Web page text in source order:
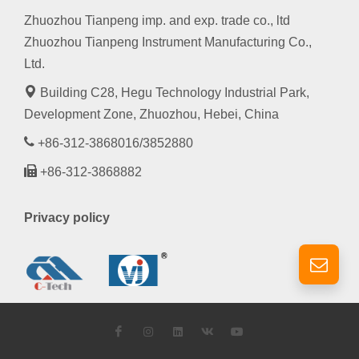
Zhuozhou Tianpeng imp. and exp. trade co., ltd
Zhuozhou Tianpeng Instrument Manufacturing Co.,
Ltd.
Building C28, Hegu Technology Industrial Park,
Development Zone, Zhuozhou, Hebei, China
+86-312-3868016/3852880
+86-312-3868882
Privacy policy
FacebookInstagramLinkedIn
VK YouTube